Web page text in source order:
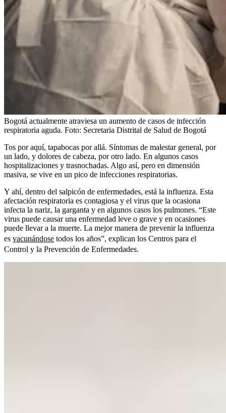
Bogotá actualmente atraviesa un aumento de casos de infección
respiratoria aguda. Foto: Secretaria Distrital de Salud de Bogotá
Tos por aquí, tapabocas por allá. Síntomas de malestar general, por
un lado, y dolores de cabeza, por otro lado. En algunos casos
hospitalizaciones y trasnochadas. Algo así, pero en dimensión
masiva, se vive en un pico de infecciones respiratorias.
Y ahí, dentro del salpicón de enfermedades, está la influenza. Esta
afectación respiratoria es contagiosa y el virus que la ocasiona
infecta la nariz, la garganta y en algunos casos los pulmones. “Este
virus puede causar una enfermedad leve o grave y en ocasiones
puede llevar a la muerte. La mejor manera de prevenir la influenza
es vacunándose todos los años”, explican los Centros para el
Control y la Prevención de Enfermedades.